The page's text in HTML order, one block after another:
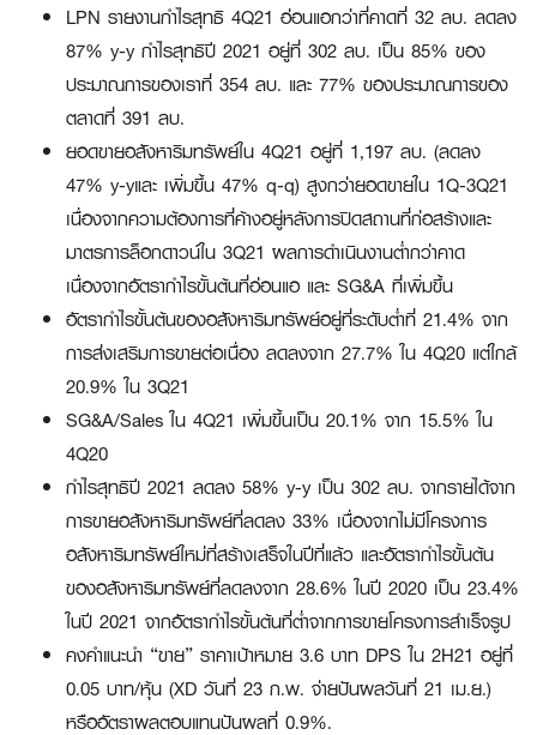
LPN รายงานกำไรสุทธิ 4Q21 อ่อนแอกว่าที่คาดที่ 32 ลบ. ลดลง
87% y-y กำไรสุทธิปี 2021 อยู่ที่ 302 ลบ. เป็น 85% ของ
ประมาณการของเราที่ 354 ลบ. และ 77% ของประมาณการของ
ตลาดที่ 391 ลบ.
ยอดขายอสังหาริมทรัพย์ใน 4Q21 อยู่ที่ 1,197 ลบ. (ลดลง
47% y-yและ เพิ่มขึ้น 47% q-q) สูงกว่ายอดขายใน 1Q-3Q21
เนื่องจากความต้องการที่ค้างอยู่หลังการปิดสถานที่ก่อสร้างและ
มาตรการล็อกดาวน์ใน 3Q21 ผลการดำเนินงานต่ำกว่าคาด
เนื่องจากอัตรากำไรขั้นต้นที่อ่อนแอ และ SG&A ที่เพิ่มขึ้น
อัตรากำไรขั้นต้นของอสังหาริมทรัพย์อยู่ที่ระดับต่ำที่ 21.4% จาก
การส่งเสริมการขายต่อเนื่อง ลดลงจาก 27.7% ใน 4Q20 แต่ใกล้
20.9% ใน 3Q21
SG&A/Sales ใน 4Q21 เพิ่มขึ้นเป็น 20.1% จาก 15.5% ใน
4Q20
กำไรสุทธิปี 2021 ลดลง 58% y-y เป็น 302 ลบ. จากรายได้จาก
การขายอสังหาริมทรัพย์ที่ลดลง 33% เนื่องจากไม่มีโครงการ
อสังหาริมทรัพย์ใหม่ที่สร้างเสร็จในปีที่แล้ว และอัตรากำไรขั้นต้น
ของอสังหาริมทรัพย์ที่ลดลงจาก 28.6% ในปี 2020 เป็น 23.4%
ในปี 2021 จากอัตรากำไรขั้นต้นที่ต่ำจากการขายโครงการสำเร็จรูป
คงคำแนะนำ “ขาย” ราคาเป้าหมาย 3.6 บาท DPS ใน 2H21 อยู่ที่
0.05 บาท/หุ้น (XD วันที่ 23 ก.พ. จ่ายปันผลวันที่ 21 เม.ย.)
หรืออัตราผลตอบแทนปันผลที่ 0.9%.